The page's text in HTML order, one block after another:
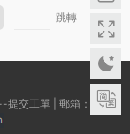
跳轉
交工單 | 郵箱：